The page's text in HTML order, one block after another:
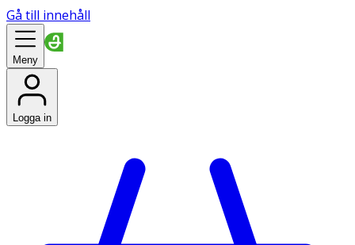
Gå till innehåll
Meny
Logga in